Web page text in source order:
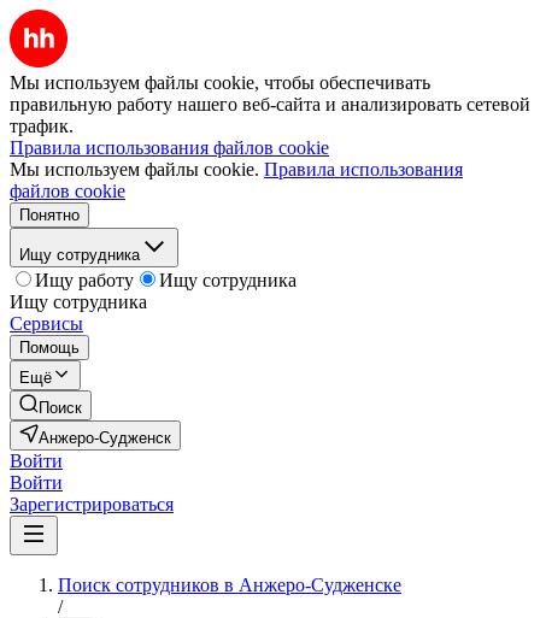
Мы используем файлы cookie, чтобы обеспечивать
правильную работу нашего веб-сайта и анализировать сетевой
трафик.
Правила использования файлов cookie
Мы используем файлы cookie. Правила использования
файлов cookie
Понятно
Ищу сотрудника
Ищу работу
Ищу сотрудника
Ищу сотрудника
Сервисы
Помощь
Ещё
Поиск
Анжеро-Судженск
Войти
Войти
Зарегистрироваться
Поиск сотрудников в Анжеро-Судженске
/